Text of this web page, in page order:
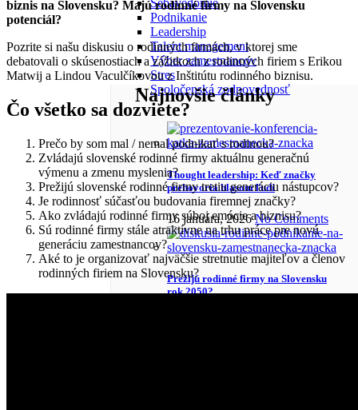
Podnikanie
Leadership
Talent management
Výber zamestnancov
Stres
Spoločenská zodpovednosť
Najnovšie články
Thought leadership: Keď značky
prehovoria hlasom ľudí
16 januára, 2026 No Comments
Prežijú rodinné firmy na Slovensku
rok 2050?
biznis na Slovensku? Majú rodinné firmy na Slovensku
potenciál?
Pozrite si našu diskusiu o rodinných firmách, v ktorej sme
debatovali o skúsenostiach a zážitkoch z rodinných firiem s Erikou
Matwij a Lindou Vaculčíkovou z Inštitútu rodinného biznisu.
Čo všetko sa dozviete?
Prečo by som mal / nemal podnikať s rodinou?
Zvládajú slovenské rodinné firmy aktuálnu generačnú
výmenu a zmenu myslenia?
Prežijú slovenské rodinné firmy tretiu generáciu nástupcov?
Je rodinnosť súčasťou budovania firemnej značky?
Ako zvládajú rodinné firmy súboj emócie a biznisu?
Sú rodinné firmy stále atraktívne na trhu práce pre novú
generáciu zamestnancov?
Aké to je organizovať najväčšie stretnutie majiteľov a členov
rodinných firiem na Slovensku?